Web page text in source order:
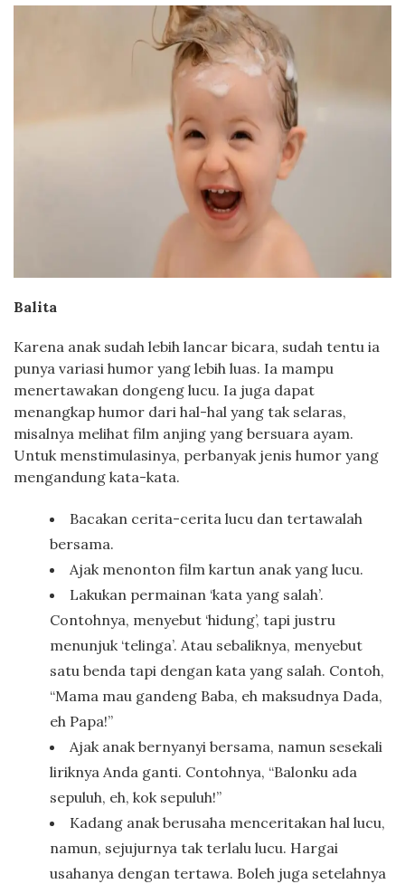
Balita
Karena anak sudah lebih lancar bicara, sudah tentu ia
punya variasi humor yang lebih luas. Ia mampu
menertawakan dongeng lucu. Ia juga dapat
menangkap humor dari hal-hal yang tak selaras,
misalnya melihat film anjing yang bersuara ayam.
Untuk menstimulasinya, perbanyak jenis humor yang
mengandung kata-kata.
Bacakan cerita-cerita lucu dan tertawalah
bersama.
Ajak menonton film kartun anak yang lucu.
Lakukan permainan ‘kata yang salah’.
Contohnya, menyebut ‘hidung’, tapi justru
menunjuk ‘telinga’. Atau sebaliknya, menyebut
satu benda tapi dengan kata yang salah. Contoh,
“Mama mau gandeng Baba, eh maksudnya Dada,
eh Papa!”
Ajak anak bernyanyi bersama, namun sesekali
liriknya Anda ganti. Contohnya, “Balonku ada
sepuluh, eh, kok sepuluh!”
Kadang anak berusaha menceritakan hal lucu,
namun, sejujurnya tak terlalu lucu. Hargai
usahanya dengan tertawa. Boleh juga setelahnya